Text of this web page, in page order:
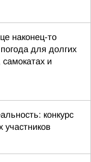
наконец-то
для долгих
самокатах и
конкурс